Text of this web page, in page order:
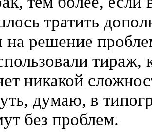
тратить
на решение
тираж,
никакой
думаю, в
без проблем.